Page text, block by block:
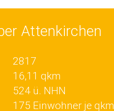
Attenkirchen
2817
16,11 qkm
524 ü. NHN
175 Einwohner je qkm